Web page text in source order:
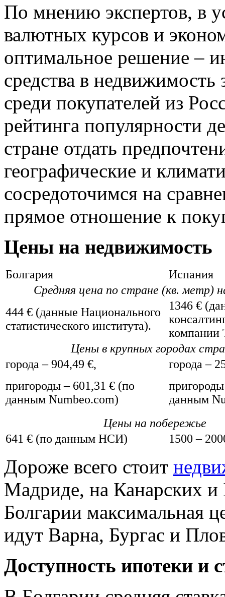
По мнению экспертов, в
валютных курсов и
оптимальное решение –
средства в
среди покупателей из
рейтинга популярности
стране отдать
географические и
сосредоточимся на
прямое отношение к
Цены на недвижимость
Болгария
Испания
Средняя цена по стране (кв. метр)
444 € (данные Национального
статистического института).
1346 €
компании
Цены в крупных городах
города – 904,49 €,
пригороды – 601,31 € (по
данным Numbeo.com)
города –
данным
Цены на побережье
641 € (по данным НСИ)
1500 –
Дороже всего стоит
Мадриде, на Канарских и
Болгарии максимальная
идут Варна, Бургас и
Доступность ипотеки и